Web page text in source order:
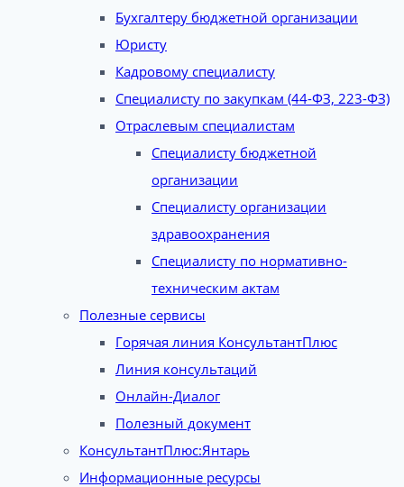
Бухгалтеру бюджетной организации
Юристу
Кадровому специалисту
Специалисту по закупкам (44-ФЗ, 223-ФЗ)
Отраслевым специалистам
Специалисту бюджетной
организации
Специалисту организации
здравоохранения
Специалисту по нормативно-
техническим актам
Полезные сервисы
Горячая линия КонсультантПлюс
Линия консультаций
Онлайн-Диалог
Полезный документ
КонсультантПлюс:Янтарь
Информационные ресурсы